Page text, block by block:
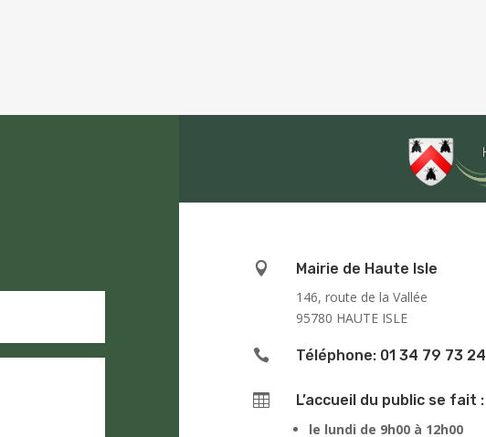

Mairie de Haute Isle
146, route de la Vallée
95780 HAUTE ISLE
 Téléphone: 01 34 79 73 24

L’accueil du public se fait :
le lundi de 9h00 à 12h00